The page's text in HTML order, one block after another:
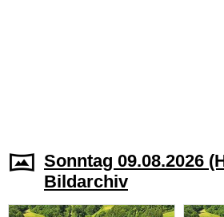
Sonntag 09.08.2026
Bildarchiv